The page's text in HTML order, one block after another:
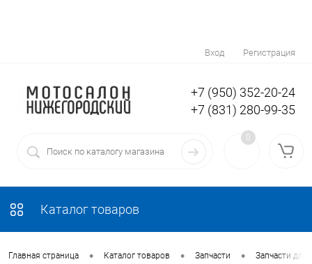
Вход Регистрация
+7 (950) 352-20-24
+7 (831) 280-99-35
0
Каталог товаров
Главная страница • Каталог товаров • Запчасти • Запчасти для